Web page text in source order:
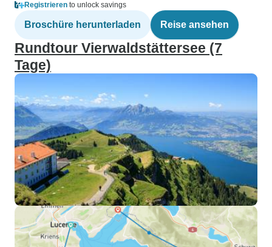
Registrieren to unlock savings
Broschüre herunterladen Reise ansehen
Rundtour Vierwaldstättersee (7
Tage)